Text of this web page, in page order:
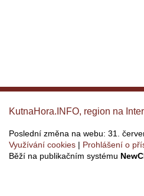
KutnaHora.INFO, region na
Poslední změna na webu: 31.
Využívání cookies
Prohlášení o
Běží na publikačním systému